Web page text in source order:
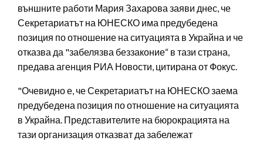
външните работи Мария Захарова заяви днес, че
Секретариатът на ЮНЕСКО има предубедена
позиция по отношение на ситуацията в Украйна и че
отказва да "забелязва беззаконие“ в тази страна,
предава агенция РИА Новости, цитирана от Фокус.
"Очевидно е, че Секретариатът на ЮНЕСКО заема
предубедена позиция по отношение на ситуацията
в Украйна. Представителите на бюрокрацията на
тази организация отказват да забележат